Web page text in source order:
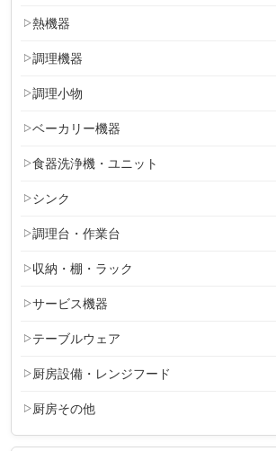
熱機器
調理機器
調理小物
ベーカリー機器
食器洗浄機・ユニット
シンク
調理台・作業台
収納・棚・ラック
サービス機器
テーブルウェア
厨房設備・レンジフード
厨房その他